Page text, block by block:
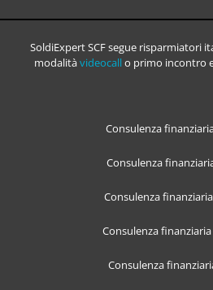
SoldiExpert SCF segue risparmiatori
modalitàvideocallo primo incontro
Consulenza
Consulenza
Consulenza
Consulenza
Consulenza